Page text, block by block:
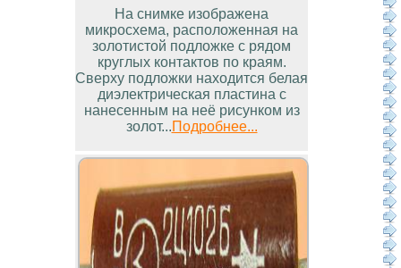
На снимке изображена
микросхема, расположенная на
золотистой подложке с рядом
круглых контактов по краям.
Сверху подложки находится белая
диэлектрическая пластина с
нанесенным на неё рисунком из
золот...Подробнее...